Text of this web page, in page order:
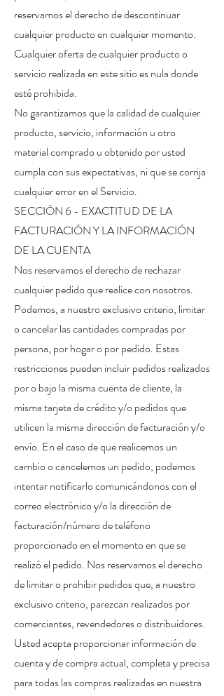
reservamos el derecho de descontinuar
cualquier producto en cualquier momento.
Cualquier oferta de cualquier producto o
servicio realizada en este sitio es nula donde
esté prohibida.
No garantizamos que la calidad de cualquier
producto, servicio, información u otro
material comprado u obtenido por usted
cumpla con sus expectativas, ni que se corrija
cualquier error en el Servicio.
SECCIÓN 6 - EXACTITUD DE LA
FACTURACIÓN Y LA INFORMACIÓN
DE LA CUENTA
Nos reservamos el derecho de rechazar
cualquier pedido que realice con nosotros.
Podemos, a nuestro exclusivo criterio, limitar
o cancelar las cantidades compradas por
persona, por hogar o por pedido. Estas
restricciones pueden incluir pedidos realizados
por o bajo la misma cuenta de cliente, la
misma tarjeta de crédito y/o pedidos que
utilicen la misma dirección de facturación y/o
envío. En el caso de que realicemos un
cambio o cancelemos un pedido, podemos
intentar notificarlo comunicándonos con el
correo electrónico y/o la dirección de
facturación/número de teléfono
proporcionado en el momento en que se
realizó el pedido. Nos reservamos el derecho
de limitar o prohibir pedidos que, a nuestro
exclusivo criterio, parezcan realizados por
comerciantes, revendedores o distribuidores.
Usted acepta proporcionar información de
cuenta y de compra actual, completa y precisa
para todas las compras realizadas en nuestra